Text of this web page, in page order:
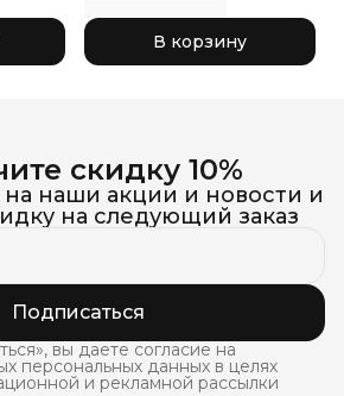
В корзину
скидку 10%
наши акции и новости и
на следующий заказ
Подписаться
вы даете согласие на
персональных данных в целях
и рекламной рассылки